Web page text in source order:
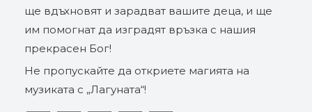
ще вдъхновят и зарадват вашите деца, и ще
им помогнат да изградят връзка с нашия
прекрасен Бог!
Не пропускайте да откриете магията на
музиката с „Лагуната“!